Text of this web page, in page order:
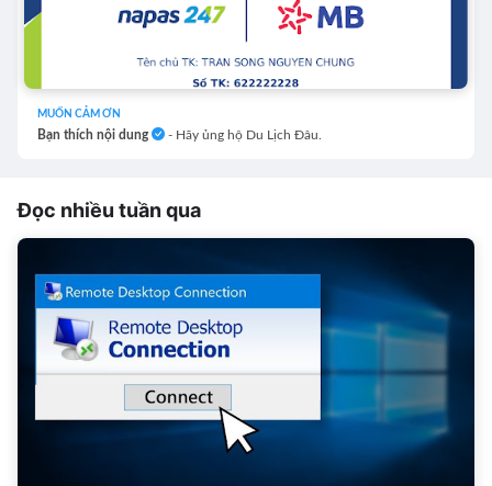
MUỐN CẢM ƠN
Bạn thích nội dung - Hãy ủng hộ Du Lịch Đâu.
Đọc nhiều tuần qua